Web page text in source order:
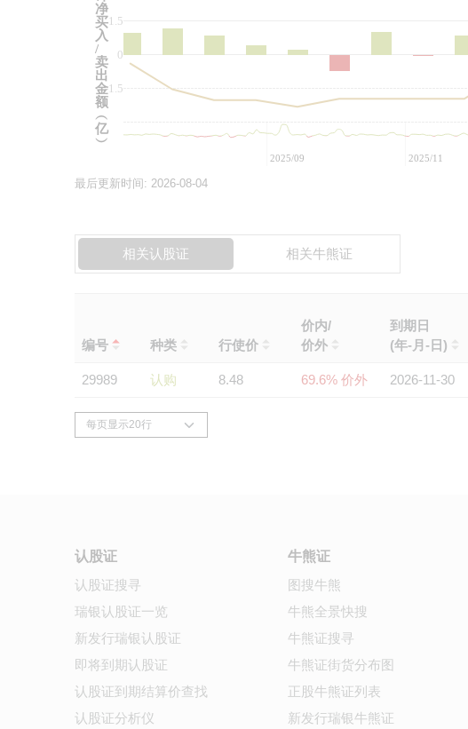
0
-1.5
1.5
2025/09 2025/11
净
买
入
/
卖
出
金
额
︵
亿
︶
最后更新时间: 2026-08-04
相关认股证 相关牛熊证
编号 种类 行使价
价内/
价外
到期日
(年-月-日)
29989 认购 8.48 69.6% 价外 2026-11-30
认股证
认股证搜寻
瑞银认股证一览
新发行瑞银认股证
即将到期认股证
认股证到期结算价查找
认股证分析仪
牛熊证
图搜牛熊
牛熊全景快搜
牛熊证搜寻
牛熊证街货分布图
正股牛熊证列表
新发行瑞银牛熊证